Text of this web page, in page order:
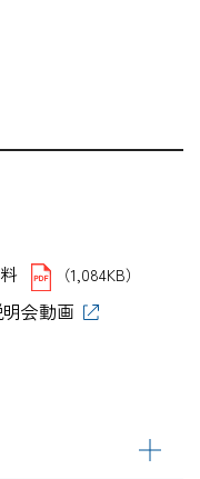
（1,084KB）
会動画